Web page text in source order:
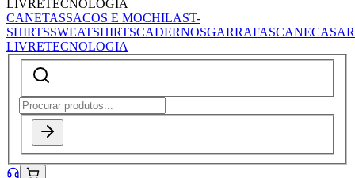
LIVRETECNOLOGIA
CANETASSACOS E MOCHILAST-
SHIRTSSWEATSHIRTSCADERNOSGARRAFASCANECASAR
LIVRETECNOLOGIA